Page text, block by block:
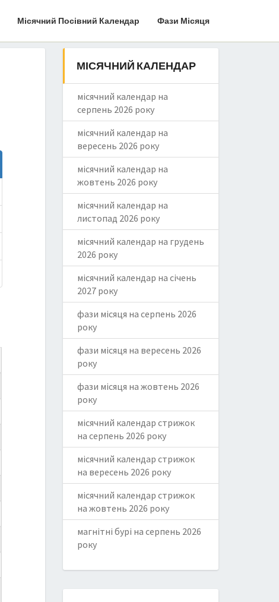
Місячний Посівний Календар Фази Місяця
МІСЯЧНИЙ КАЛЕНДАР
місячний календар на
серпень 2026 року
місячний календар на
вересень 2026 року
місячний календар на
жовтень 2026 року
місячний календар на
листопад 2026 року
місячний календар на грудень
2026 року
місячний календар на січень
2027 року
фази місяця на серпень 2026
року
фази місяця на вересень 2026
року
фази місяця на жовтень 2026
року
місячний календар стрижок
на серпень 2026 року
місячний календар стрижок
на вересень 2026 року
місячний календар стрижок
на жовтень 2026 року
магнітні бурі на серпень 2026
року